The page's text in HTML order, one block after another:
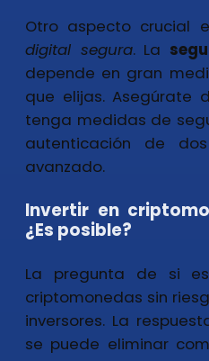
Otro aspecto crucial
digital segura. La
depende en gran
que elijas. Asegúrate
tenga medidas de
autenticación de
avanzado.
Invertir en
¿Es posible?
La pregunta de si
criptomonedas sin
inversores. La
se puede eliminar